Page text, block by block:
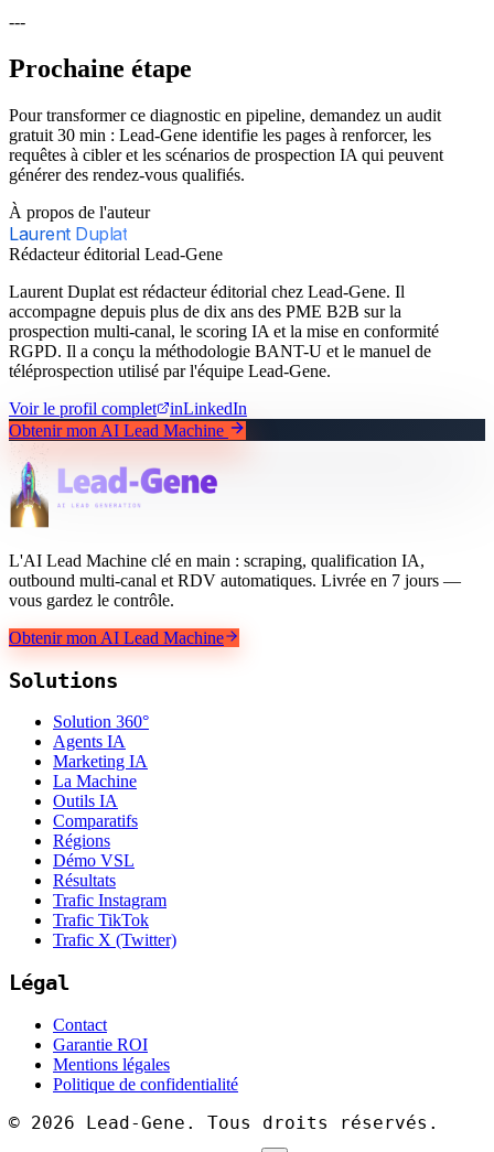
---
Prochaine étape
Pour transformer ce diagnostic en pipeline, demandez un audit
gratuit 30 min : Lead-Gene identifie les pages à renforcer, les
requêtes à cibler et les scénarios de prospection IA qui peuvent
générer des rendez-vous qualifiés.
À propos de l'auteur
Laurent Duplat
Rédacteur éditorial Lead-Gene
Laurent Duplat est rédacteur éditorial chez Lead-Gene. Il
accompagne depuis plus de dix ans des PME B2B sur la
prospection multi-canal, le scoring IA et la mise en conformité
RGPD. Il a conçu la méthodologie BANT-U et le manuel de
téléprospection utilisé par l'équipe Lead-Gene.
Voir le profil complet
inLinkedIn
Obtenir mon AI Lead Machine
L'AI Lead Machine clé en main : scraping, qualification IA,
outbound multi-canal et RDV automatiques. Livrée en 7 jours —
vous gardez le contrôle.
Obtenir mon AI Lead Machine
Solutions
Solution 360°
Agents IA
Marketing IA
La Machine
Outils IA
Comparatifs
Régions
Démo VSL
Résultats
Trafic Instagram
Trafic TikTok
Trafic X (Twitter)
Légal
Contact
Garantie ROI
Mentions légales
Politique de confidentialité
© 2026 Lead-Gene. Tous droits réservés.